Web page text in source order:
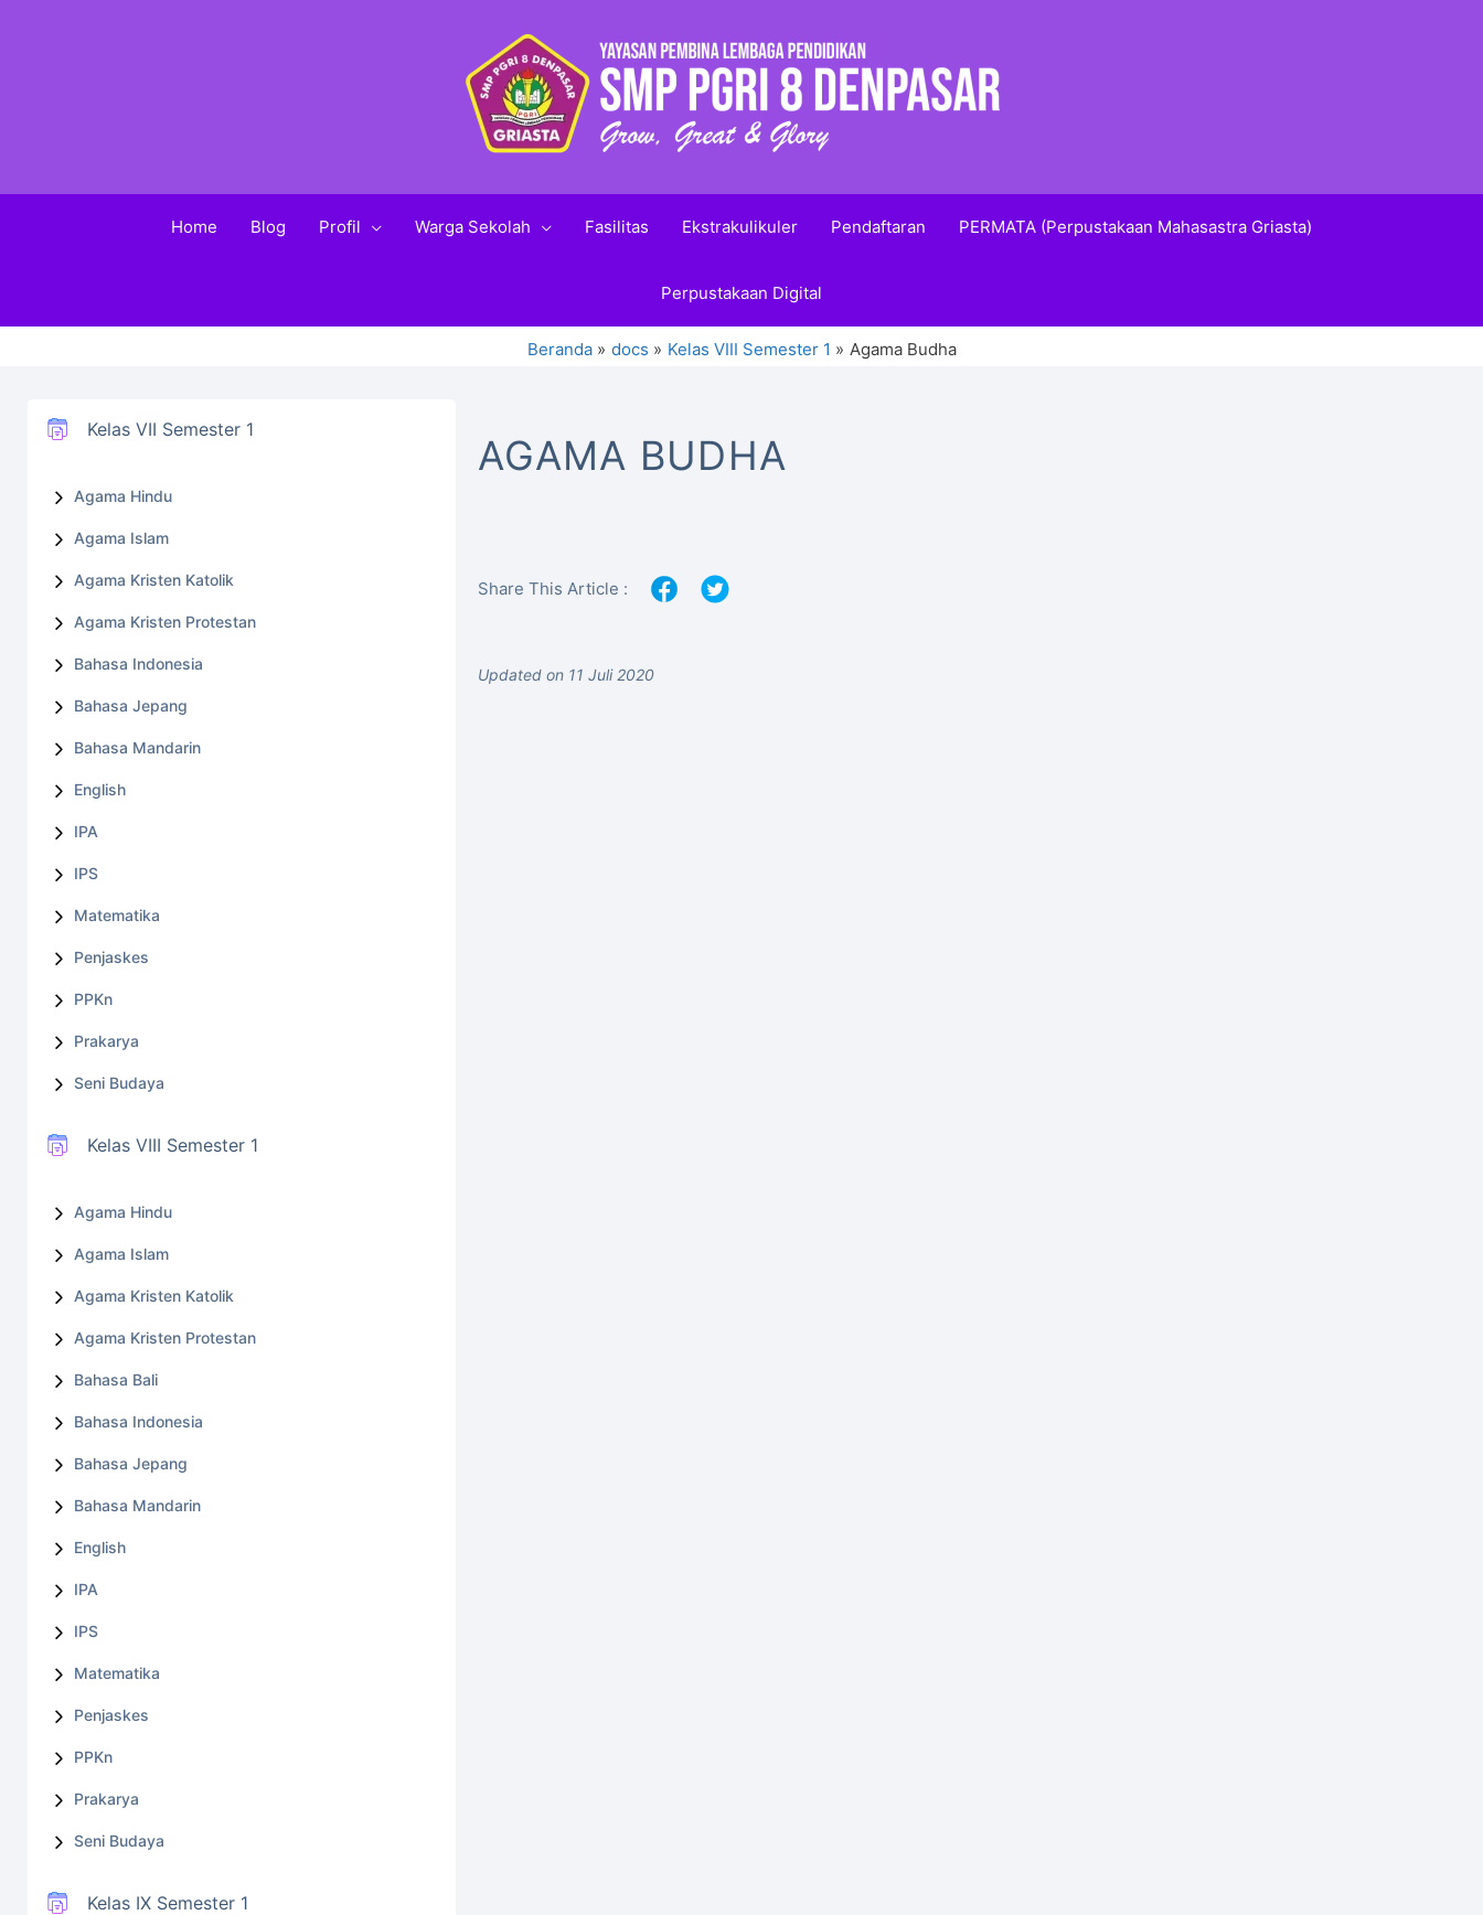
Home Blog Profil Warga Sekolah Fasilitas Ekstrakulikuler Pendaftaran PERMATA (Perpustakaan Mahasastra Griasta)
Perpustakaan Digital
Beranda docs Kelas VIII Semester 1 Agama Budha
Kelas VII Semester 1
Agama Hindu
Agama Islam
Agama Kristen Katolik
Agama Kristen Protestan
Bahasa Indonesia
Bahasa Jepang
Bahasa Mandarin
English
IPA
IPS
Matematika
Penjaskes
PPKn
Prakarya
Seni Budaya
Kelas VIII Semester 1
Agama Hindu
Agama Islam
Agama Kristen Katolik
Agama Kristen Protestan
Bahasa Bali
Bahasa Indonesia
Bahasa Jepang
Bahasa Mandarin
English
IPA
IPS
Matematika
Penjaskes
PPKn
Prakarya
Seni Budaya
Kelas IX Semester 1
AGAMA BUDHA
Share This Article :
Updated on 11 Juli 2020